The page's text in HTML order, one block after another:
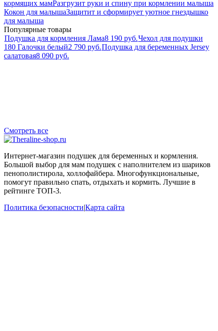
кормящих мамРазгрузит руки и спину при кормлении малыша
Кокон для малышаЗащитит и сформирует уютное гнездышко
для малыша
Популярные товары
Подушка для кормления Лама8 190 руб.Чехол для подушки
180 Галочки белый2 790 руб.Подушка для беременных Jersey
салатовая8 090 руб.
Смотреть все
Интернет-магазин подушек для беременных и кормления.
Большой выбор для мам подушек с наполнителем из шариков
пенополистирола, холлофайбера. Многофункциональные,
помогут правильно спать, отдыхать и кормить. Лучшие в
рейтинге ТОП-3.
Политика безопасности|Карта сайта